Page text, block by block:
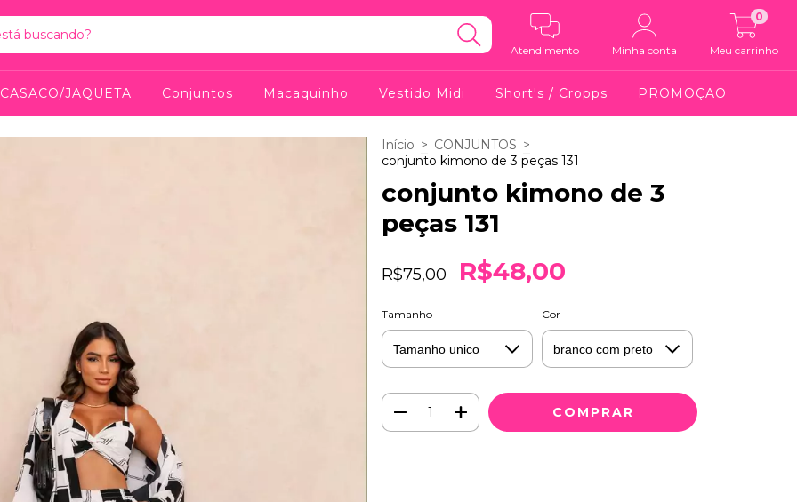
Atendimento Minha conta Meu carrinho
0
CASACO/JAQUETA Conjuntos Macaquinho Vestido Midi Short's / Cropps PROMOÇAO
Início > CONJUNTOS >
conjunto kimono de 3 peças 131
conjunto kimono de 3
peças 131
R$75,00 R$48,00
Tamanho Cor